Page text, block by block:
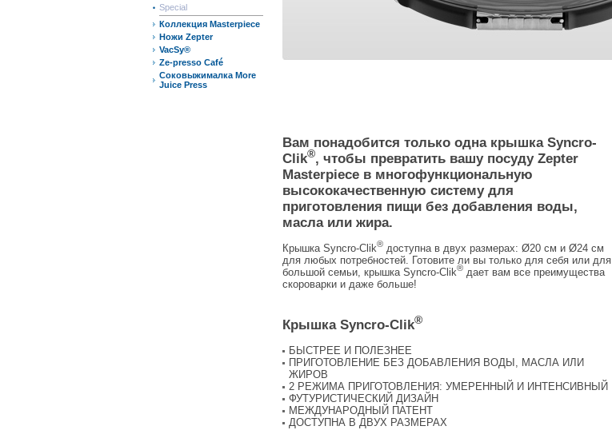
Special
Коллекция Masterpiece
Ножи Zepter
VacSy®
Ze-presso Café
Соковыжималка More
Juice Press
Вам понадобится только одна крышка Syncro-
Clik®, чтобы превратить вашу посуду Zepter
Masterpiece в многофункциональную
высококачественную систему для
приготовления пищи без добавления воды,
масла или жира.
Крышка Syncro-Clik® доступна в двух размерах: Ø20 см и Ø24 см
для любых потребностей. Готовите ли вы только для себя или для
большой семьи, крышка Syncro-Clik® дает вам все преимущества
скороварки и даже больше!
Крышка Syncro-Clik®
БЫСТРЕЕ И ПОЛЕЗНЕЕ
ПРИГОТОВЛЕНИЕ БЕЗ ДОБАВЛЕНИЯ ВОДЫ, МАСЛА ИЛИ
ЖИРОВ
2 РЕЖИМА ПРИГОТОВЛЕНИЯ: УМЕРЕННЫЙ И ИНТЕНСИВНЫЙ
ФУТУРИСТИЧЕСКИЙ ДИЗАЙН
МЕЖДУНАРОДНЫЙ ПАТЕНТ
ДОСТУПНА В ДВУХ РАЗМЕРАХ